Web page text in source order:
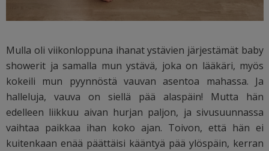
Mulla oli viikonloppuna ihanat ystävien järjestämät baby
showerit ja samalla mun ystävä, joka on lääkäri, myös
kokeili mun pyynnöstä vauvan asentoa mahassa. Ja
halleluja, vauva on siellä pää alaspäin! Mutta hän
edelleen liikkuu aivan hurjan paljon, ja sivusuunnassa
vaihtaa paikkaa ihan koko ajan. Toivon, että hän ei
kuitenkaan enää päättäisi kääntyä pää ylöspäin, kerran